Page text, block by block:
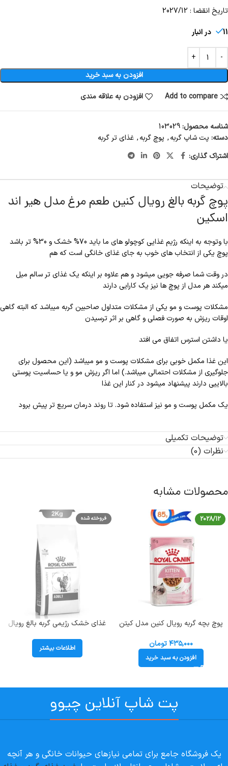
تاریخ انقضا : 2027/12
11 در انبار
افزودن به سبد خرید
Add to compare
افزودن به علاقه مندی
شناسه محصول:103029
دسته: پت شاپ گربه, پوچ گربه, غذای تر گربه
اشتراک گذاری:
توضیحات
پوچ گربه بالغ رویال کنین طعم مرغ مدل هیر اند
اسکین
با وتوجه به اینکه رژیم غذایی کوچولو های ما باید 70% خشک و 30% تر باشد
پوچ یکی از انتخاب های خوب به جای غذای خانگی است که هم
در وقت شما صرفه جویی میشود و هم علاوه بر اینکه یک غذای تر سالم میل
میکند هر مدل از پوچ ها نیز یک کارایی دارند
مشکلات پوست و مو یکی از مشکلات متداول صاحبین گربه میباشد که البته گاهی
اوقات ریزش به صورت فصلی و گاهی بر اثر ترسیدن
یا داشتن استرس اتفاق می افتد
این غذا مکمل خوبی برای مشکلات پوست و مو میباشد (این محصول برای
جلوگیری از مشکلات احتمالی میباشد.) اما اگر ریزش مو و یا حساسیت پوستی
بالاییی دارند پیشنهاد میشود در کنار این غذا
یک مکمل پوست و مو نیز استفاده شود. تا روند درمان سریع تر پیش برود
توضیحات تکمیلی
نظرات (0)
محصولات مشابه
2028/12
پوچ بچه گربه رویال کنین مدل کیتن
Kitten
۴۳۵,۰۰۰تومان
افزودن به سبد خرید
فروخته شده
غذای خشک رژیمی گربه بالغ رویال
اطلاعات بیشتر
پت شاپ آنلاین چیوو
یک فروشگاه جامع برای تمامی نیازهای حیوانات خانگی و هر آنچه